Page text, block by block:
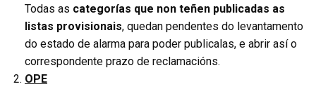
Todas as categorías que non teñen publicadas as
listas provisionais, quedan pendentes do levantamento
do estado de alarma para poder publicalas, e abrir así o
correspondente prazo de reclamacións.
OPE